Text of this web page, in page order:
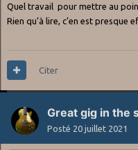
Quel travail pour mettre au
Rien qu’à lire, c’en est presque
Citer
Great gig in the
Posté 20 juillet 2021